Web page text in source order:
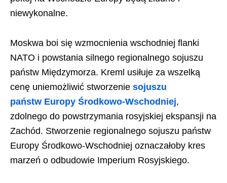
niewykonalne.
Moskwa boi się wzmocnienia wschodniej flanki
NATO i powstania silnego regionalnego sojuszu
państw Międzymorza. Kreml usiłuje za wszelką
cenę uniemożliwić stworzenie sojuszu
państw Europy Środkowo-Wschodniej,
zdolnego do powstrzymania rosyjskiej ekspansji na
Zachód. Stworzenie regionalnego sojuszu państw
Europy Środkowo-Wschodniej oznaczałoby kres
marzeń o odbudowie Imperium Rosyjskiego.